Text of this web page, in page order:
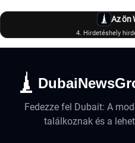
Az ön
4. Hirdetéshely
Fedezze fel Dubait: A
találkoznak és a